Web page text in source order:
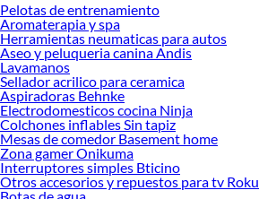
Pelotas de entrenamiento
Aromaterapia y spa
Herramientas neumaticas para autos
Aseo y peluqueria canina Andis
Lavamanos
Sellador acrilico para ceramica
Aspiradoras Behnke
Electrodomesticos cocina Ninja
Colchones inflables Sin tapiz
Mesas de comedor Basement home
Zona gamer Onikuma
Interruptores simples Bticino
Otros accesorios y repuestos para tv Roku